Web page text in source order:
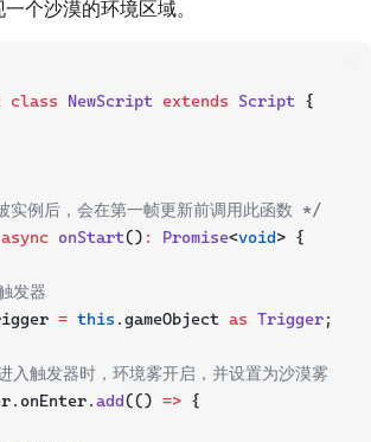
个沙漠的环境区域。
class NewScript extends Script {
例后，会在第一帧更新前调用此函数 */
async onStart() : Promise<void> {
发器
= this .gameObject as Trigger;
入触发器时，环境雾开启，并设置为沙漠雾
add(() => {